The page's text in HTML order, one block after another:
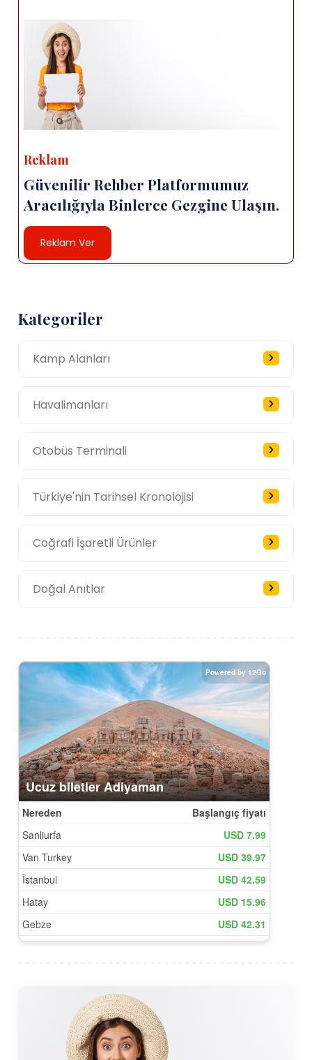
Reklam
Güvenilir Rehber Platformumuz
Aracılığıyla Binlerce Gezgine Ulaşın.
Reklam Ver
Kategoriler
Kamp Alanları
Havalimanları
Otobüs Terminali
Türkiye'nin Tarihsel Kronolojisi
Coğrafi İşaretli Ürünler
Doğal Anıtlar